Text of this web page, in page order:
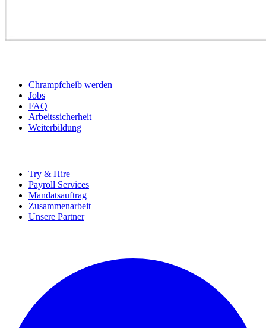
Chrampfcheib werden
Jobs
FAQ
Arbeitssicherheit
Weiterbildung
Try & Hire
Payroll Services
Mandatsauftrag
Zusammenarbeit
Unsere Partner